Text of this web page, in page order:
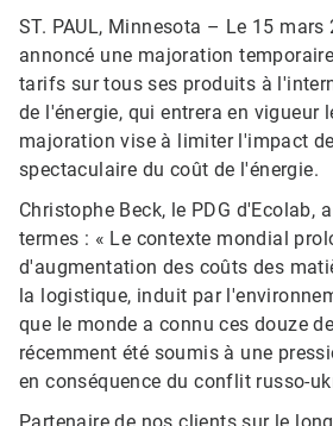
ST. PAUL, Minnesota – Le 15
annoncé une majoration
tarifs sur tous ses produits à
de l'énergie, qui entrera en vigueur
majoration vise à limiter l'impact
spectaculaire du coût de l'énergie.
Christophe Beck, le PDG d'Ecolab,
termes : « Le contexte mondial
d'augmentation des coûts des
la logistique, induit par
que le monde a connu ces douze
récemment été soumis à une
en conséquence du conflit russo-